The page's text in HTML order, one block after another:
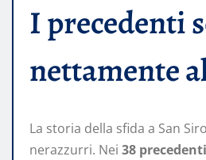
I precedenti
nettamente
La storia della sfida a San
nerazzurri. Nei 38